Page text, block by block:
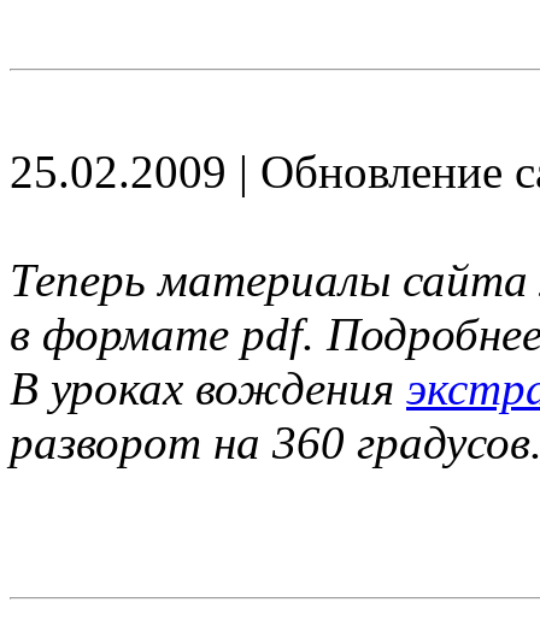
25.02.2009 | Обновление
Теперь материалы
в формате pdf.
В уроках вождения
разворот на 360